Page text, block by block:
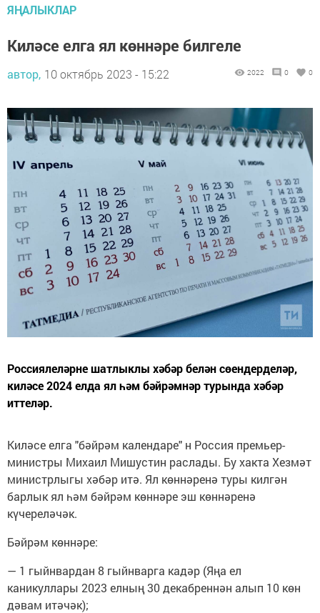
ЯҢАЛЫКЛАР
Киләсе елга ял көннәре билгеле
автор, 10 октябрь 2023 - 15:22 2022 0 0
Россиялеләрне шатлыклы хәбәр белән сөендерделәр,
киләсе 2024 елда ял һәм бәйрәмнәр турында хәбәр
иттеләр.
Киләсе елга "бәйрәм календаре" н Россия премьер-
министры Михаил Мишустин раслады. Бу хакта Хезмәт
министрлыгы хәбәр итә. Ял көннәренә туры килгән
барлык ял һәм бәйрәм көннәре эш көннәренә
күчереләчәк.
Бәйрәм көннәре:
— 1 гыйнвардан 8 гыйнварга кадәр (Яңа ел
каникуллары 2023 елның 30 декабреннән алып 10 көн
дәвам итәчәк);